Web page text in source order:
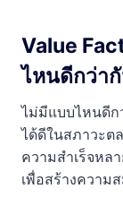
Value
ไหนดีกว่า
ไม่มีแบบไหนดีก
ได้ดีในสภาวะต
ความสำเร็จหล
เพื่อสร้างความ